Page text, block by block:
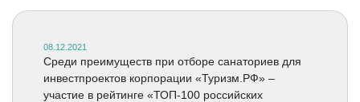
08.12.2021
Среди преимуществ при отборе санаториев для
инвестпроектов корпорации «Туризм.РФ» –
участие в рейтинге «ТОП-100 российских